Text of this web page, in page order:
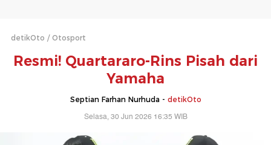
detikOto Otosport
Resmi! Quartararo-Rins Pisah dari
Yamaha
Septian Farhan Nurhuda - detikOto
Selasa, 30 Jun 2026 16:35 WIB